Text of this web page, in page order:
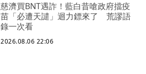
慈濟買BNT遇詐！藍白昔嗆政府擋疫
苗「必遭天譴」迴力鏢來了 荒謬語
錄一次看
2026.08.06 22:06